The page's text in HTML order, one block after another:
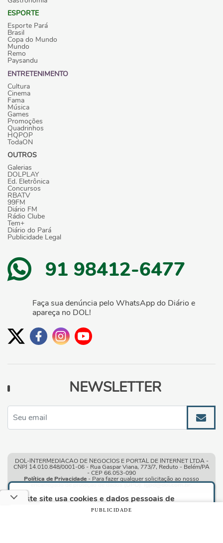
Este site usa cookies e dados pessoais de
acordo com os nossosTermos de Uso e Política
e, ao continuar navegando neste
ESPORTE
Esporte Pará
Brasil
Copa do Mundo
Mundo
Remo
Paysandu
ENTRETENIMENTO
Cultura
Cinema
Fama
Música
Games
Promoções
Quadrinhos
HQPOP
TodaON
OUTROS
Galerias
DOLPLAY
Ed. Eletrônica
Concursos
RBATV
99FM
Diário FM
Rádio Clube
Tem+
Diário do Pará
Publicidade Legal
91 98412-6477
Faça sua denúncia pelo WhatsApp do Diário e
apareça no DOL!
NEWSLETTER
DOL-INTERMEDIACAO DE NEGOCIOS E PORTAL DE INTERNET LTDA -
CNPJ 14.010.848/0001-06 - Rua Gaspar Viana, 773/7, Reduto - Belém/PA
- CEP 66.053-090
Política de Privacidade - Para fazer qualquer solicitação ao nosso
encarregado de proteção de dados(DPO):lgpd@dol.com.br.
PUBLICIDADE